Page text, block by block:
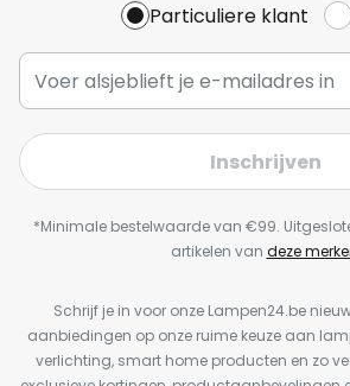
Particuliere klant
Inschrijven
*Minimale bestelwaarde van €99.
artikelen van deze
Schrijf je in voor onze Lampen24.be
aanbiedingen op onze ruime keuze aan
verlichting, smart home producten en zo